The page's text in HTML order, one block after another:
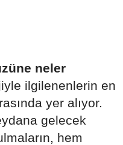
neler
ilgilenenlerin en
yer alıyor.
gelecek
hem